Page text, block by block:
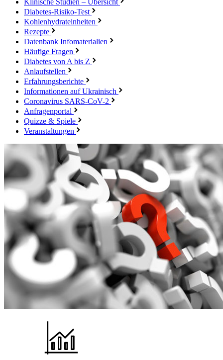
Diabetes-Risiko-Test
Kohlenhydrateinheiten
Rezepte
Datenbank Infomaterialien
Häufige Fragen
Diabetes von A bis Z
Anlaufstellen
Erfahrungsberichte
Informationen auf Ukrainisch
Coronavirus SARS-CoV-2
Anfragenportal
Quizze & Spiele
Veranstaltungen